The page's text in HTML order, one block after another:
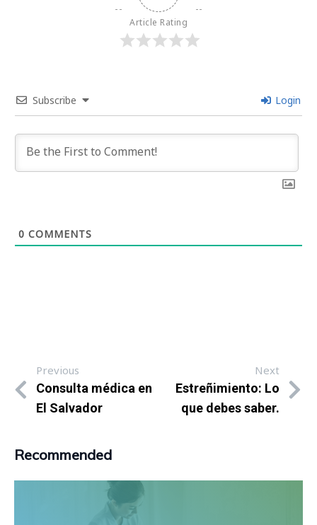
Article Rating
Subscribe Login
0 COMMENTS
Previous
Consulta médica en
El Salvador
Next
Estreñimiento: Lo
que debes saber.
Recommended